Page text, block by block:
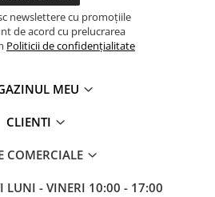
newslettere cu promoțiile
de acord cu prelucrarea
Politicii de confidențialitate
MEU
CLIENTI
COMERCIALE
LUNI - VINERI 10:00 - 17:00